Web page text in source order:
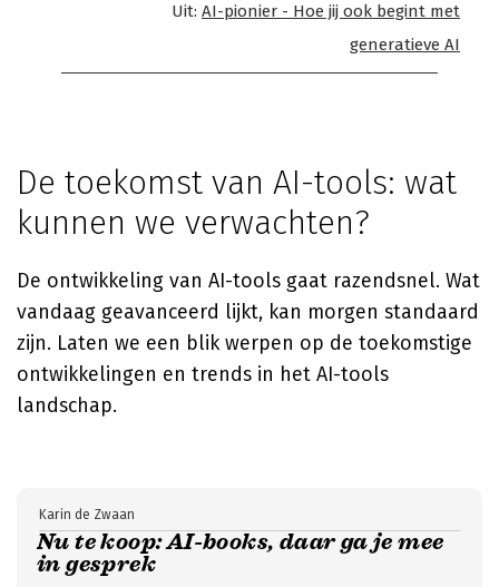
Uit: AI-pionier - Hoe jij ook begint met
generatieve AI
De toekomst van AI-tools: wat
kunnen we verwachten?
De ontwikkeling van AI-tools gaat razendsnel. Wat
vandaag geavanceerd lijkt, kan morgen standaard
zijn. Laten we een blik werpen op de toekomstige
ontwikkelingen en trends in het AI-tools
landschap.
Nu te koop: AI-books, daar ga je mee
in gesprek
Karin de Zwaan